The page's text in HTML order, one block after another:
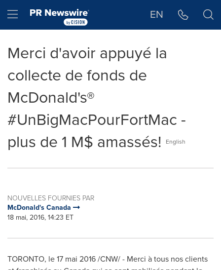
Hamburger menu EN
Merci d'avoir appuyé la
collecte de fonds de
McDonald's®
#UnBigMacPourFortMac -
plus de 1 M$ amassés!
English
NOUVELLES FOURNIES PAR
McDonald's Canada
18 mai, 2016, 14:23 ET
TORONTO, le 17 mai 2016 /CNW/ - Merci à tous nos clients